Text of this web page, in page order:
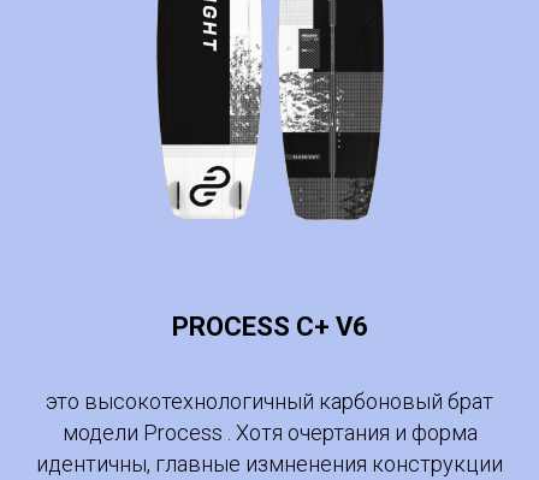
PROCESS C+ V6
это высокотехнологичный карбоновый брат
модели Process . Хотя очертания и форма
идентичны, главные измненения конструкции